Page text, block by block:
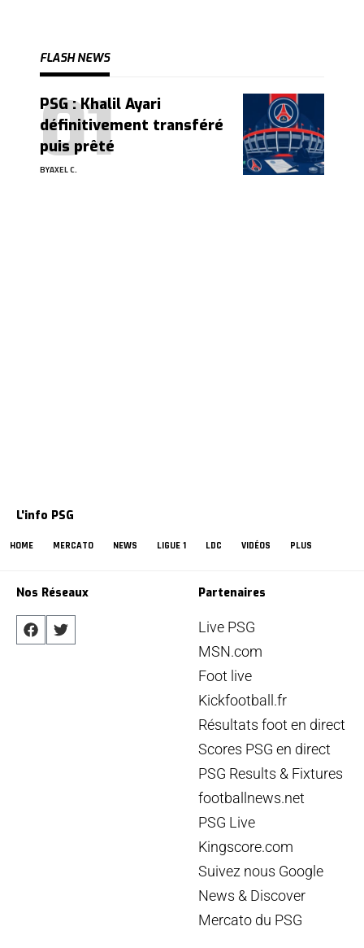
FLASH NEWS
PSG : Khalil Ayari
définitivement transféré
puis prêté
BYAXEL C.
L'info PSG
HOME MERCATO NEWS LIGUE 1 LDC VIDÉOS PLUS
Nos Réseaux Partenaires
Live PSG
MSN.com
Foot live
Kickfootball.fr
Résultats foot en direct
Scores PSG en direct
PSG Results & Fixtures
footballnews.net
PSG Live
Kingscore.com
Suivez nous Google
News & Discover
Mercato du PSG